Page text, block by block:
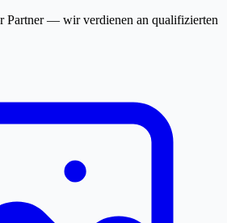
Partner — wir verdienen an qualifizierten